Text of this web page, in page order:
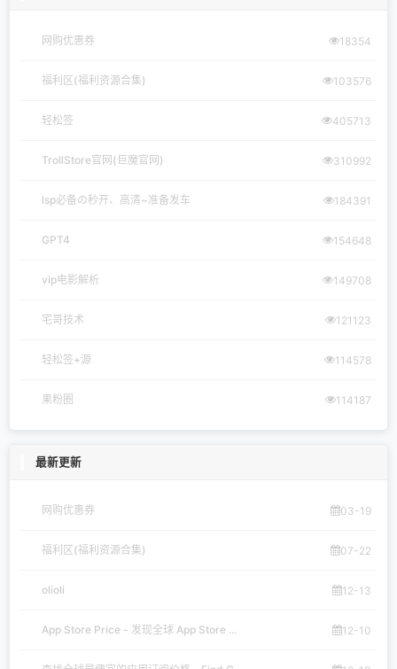
网购优惠券 18354
福利区(福利资源合集) 103576
轻松签 405713
TrollStore官网(巨魔官网) 310992
lsp必备の秒开、高清~准备发车 184391
GPT4 154648
vip电影解析 149708
宅哥技术 121123
轻松签+源 114578
果粉圈 114187
最新更新
网购优惠券 03-19
福利区(福利资源合集) 07-22
olioli 12-13
App Store Price - 发现全球 App Store ... 12-10